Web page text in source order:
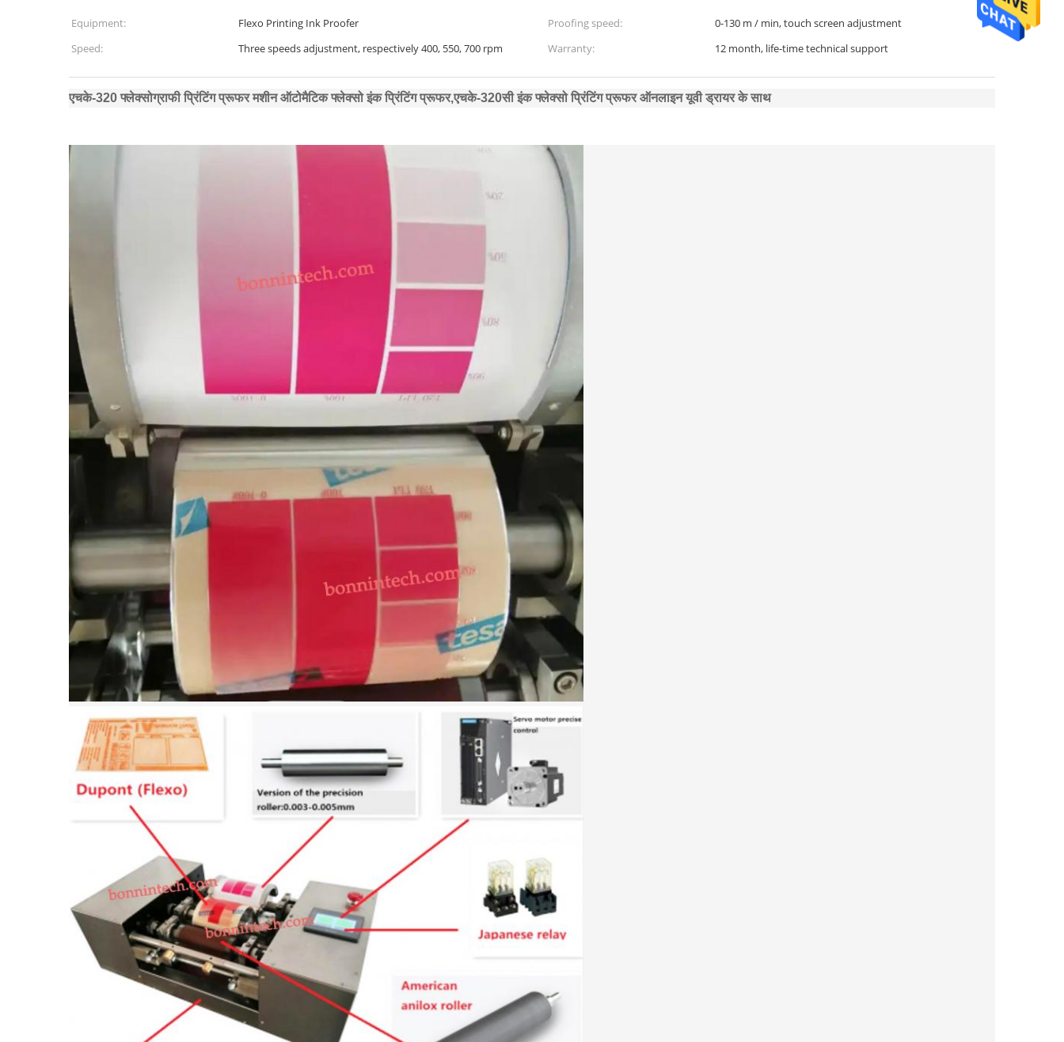
Equipment: Flexo Printing Ink Proofer Proofing speed:
0-130 m / min, touch screen adjustment
Speed:
Three speeds adjustment, respectively 400, 550, 700 rpm Warranty: 12 month, life-time technical support
एचके-320 फ्लेक्सोग्राफी प्रिंटिंग प्रूफर मशीन ऑटोमैटिक फ्लेक्सो इंक प्रिंटिंग प्रूफर,एचके-320सी इंक फ्लेक्सो प्रिंटिंग प्रूफर ऑनलाइन यूवी ड्रायर के साथ